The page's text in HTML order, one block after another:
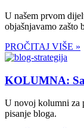
U našem prvom
objašnjavamo zašto
PROČITAJ VIŠE »
KOLUMNA:
U novoj kolumni za
pisanje bloga.